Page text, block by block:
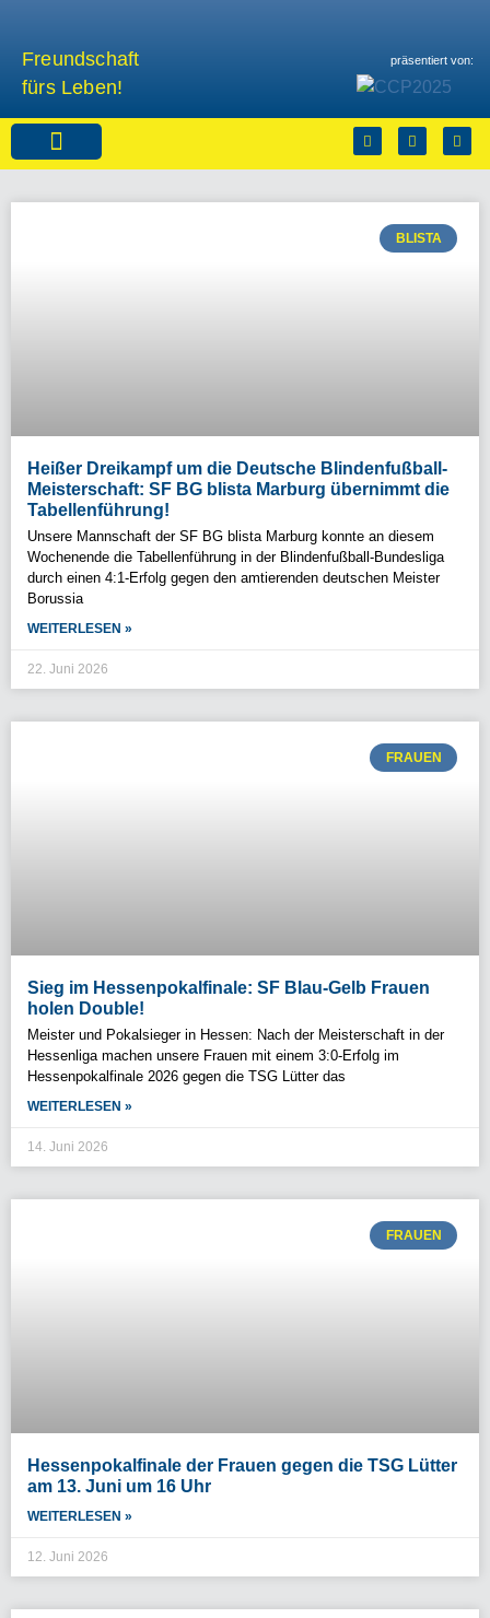
Freundschaft
fürs Leben!
präsentiert von:
BLISTA
Heißer Dreikampf um die Deutsche Blindenfußball-
Meisterschaft: SF BG blista Marburg übernimmt die
Tabellenführung!
Unsere Mannschaft der SF BG blista Marburg konnte an diesem
Wochenende die Tabellenführung in der Blindenfußball-Bundesliga
durch einen 4:1-Erfolg gegen den amtierenden deutschen Meister
Borussia
WEITERLESEN »
22. Juni 2026
FRAUEN
Sieg im Hessenpokalfinale: SF Blau-Gelb Frauen
holen Double!
Meister und Pokalsieger in Hessen: Nach der Meisterschaft in der
Hessenliga machen unsere Frauen mit einem 3:0-Erfolg im
Hessenpokalfinale 2026 gegen die TSG Lütter das
WEITERLESEN »
14. Juni 2026
FRAUEN
Hessenpokalfinale der Frauen gegen die TSG Lütter
am 13. Juni um 16 Uhr
WEITERLESEN »
12. Juni 2026